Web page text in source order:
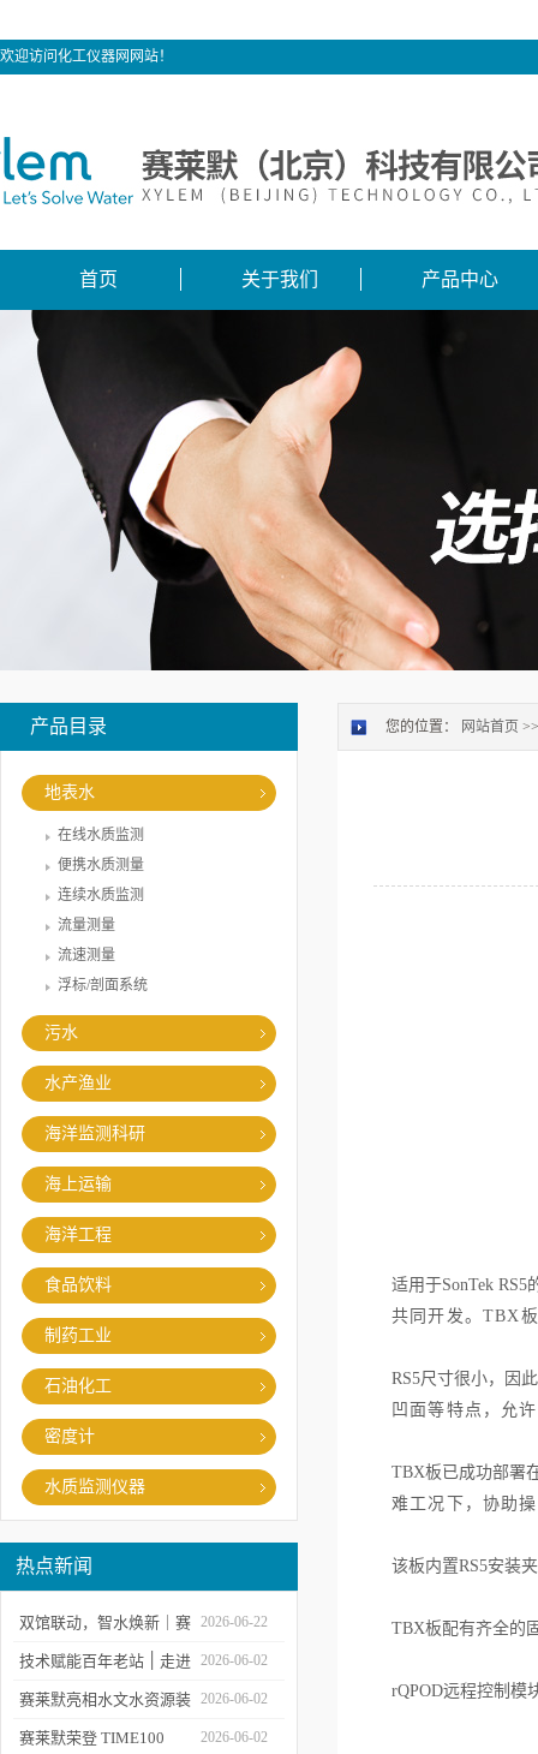
欢迎访问化工仪器网网站！
首页 关于我们 产品中心
产品目录
地表水
在线水质监测
便携水质测量
连续水质监测
流量测量
流速测量
浮标/剖面系统
污水
水产渔业
海洋监测科研
海上运输
海洋工程
食品饮料
制药工业
石油化工
密度计
水质监测仪器
热点新闻
双馆联动，智水焕新｜赛
莱默精彩亮相2026上海世
环会
2026-06-22
技术赋能百年老站 ׀ 走进
都江堰：从千年治水智慧
到现代水文监测
2026-06-02
赛莱默亮相水文水资源装
备展 | 以数字化和智能化
2026-06-02
赛莱默荣登 TIME100 2026-06-02
您的位置： 网站首页
适用于SonTek
共同开发。TBX板
RS5尺寸很小，因
凹面等特点，允
TBX板已成功部署
难工况下，协助
该板内置RS5安装
TBX板配有齐全的
rQPOD远程控制模